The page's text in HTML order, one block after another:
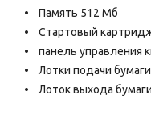
• Память 512 Мб
• Стартовый
• панель управления
• Лотки подачи
• Лоток выхода